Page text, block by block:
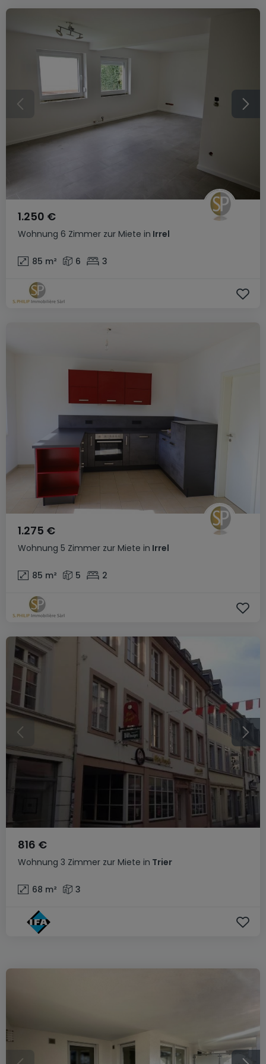
Wohnung 6 Zimmer zur Miete in Irrel
1.250 €
85 m² 6 3
Wohnung 5 Zimmer zur Miete in Irrel
1.275 €
85 m² 5 2
Wohnung 3 Zimmer zur Miete in Trier
816 €
68 m² 3